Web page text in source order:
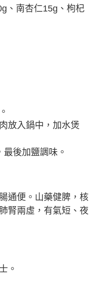
、南杏仁15g、枸杞
放入鍋中，加水煲
後加鹽調味。
通便。山藥健脾，核
腎兩虛，有氣短、夜
。